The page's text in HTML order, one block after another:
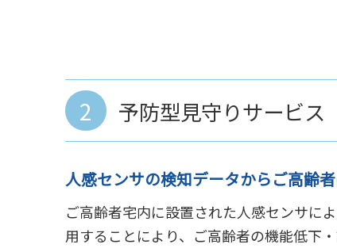
2 予防型見守りサービス
人感センサの検知データからご高齢
ご高齢者宅内に設置された人感センサに
用することにより、ご高齢者の機能低下